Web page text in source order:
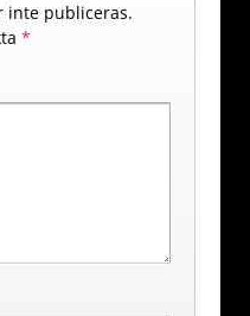
inte publiceras.
*